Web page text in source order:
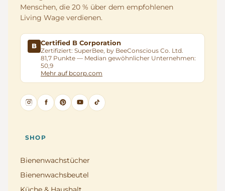
Menschen, die 20 % über dem empfohlenen
Living Wage verdienen.
B Certified B Corporation
Zertifiziert: SuperBee, by BeeConscious Co. Ltd.
81,7 Punkte — Median gewöhnlicher Unternehmen:
50,9
Mehr auf bcorp.com
SHOP
Bienenwachstücher
Bienenwachsbeutel